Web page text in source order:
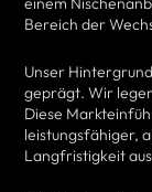
Bereich der
Unser
geprägt. Wir
Diese
leistungsfähiger,
Langfristigkeit